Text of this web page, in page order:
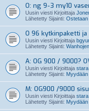
O: ng 9-3 my10
Uusin viesti Kirjoittaja
Lähetetty Sijainti:
O 96 kytkinpaketti
Uusin viesti Kirjoittaja
Lähetetty Sijainti:
A: OG 900 / 9000?
Uusin viesti Kirjoittaja stara
Lähetetty Sijainti:
M: OG900 /9000
Uusin viesti Kirjoittaja stara
Lähetetty Sijainti: